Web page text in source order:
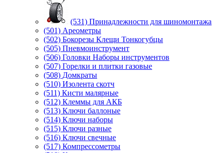
(531) Принадлежности для шиномонтажа
(501) Ареометры
(502) Бокорезы Клещи Тонкогубцы
(505) Пневмоинструмент
(506) Головки Наборы инструментов
(507) Горелки и плитки газовые
(508) Домкраты
(510) Изолента скотч
(511) Кисти малярные
(512) Клеммы для АКБ
(513) Ключи баллоные
(514) Ключи наборы
(515) Ключи разные
(516) Ключи свечные
(517) Компрессометры